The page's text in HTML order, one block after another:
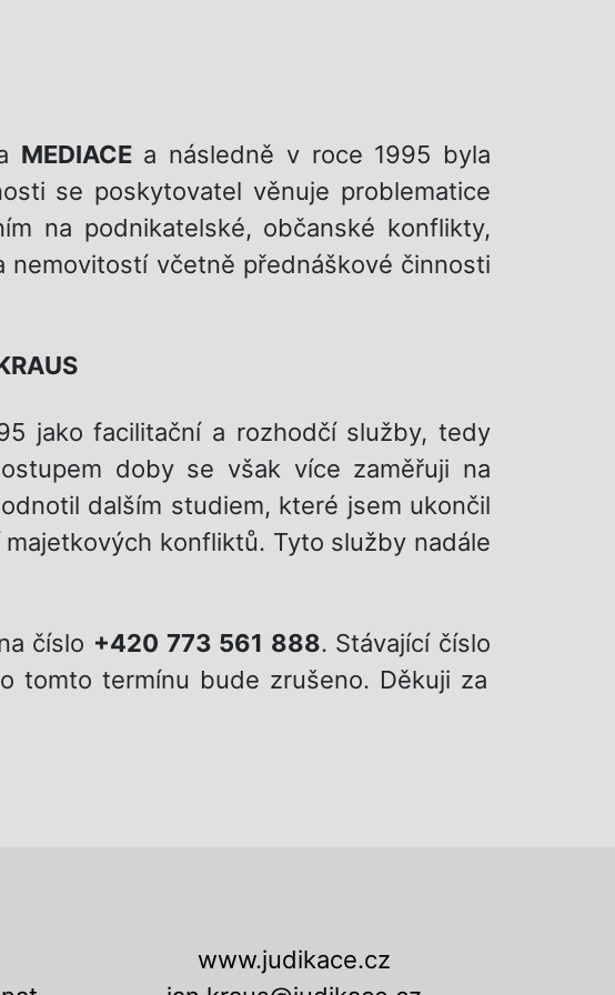
MEDIACEa následně v roce 1995 byla
se poskytovatel věnuje problematice
na podnikatelské, občanské konflikty,
nemovitostí včetně přednáškové činnosti
jako facilitační a rozhodčí služby, tedy
doby se však více zaměřuji na
dalším studiem, které jsem ukončil
konfliktů. Tyto služby nadále
číslo +420 773 561 888. Stávající číslo
tomto termínu bude zrušeno. Děkuji za
www.judikace.cz